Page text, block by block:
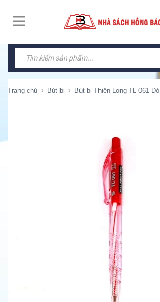
Trang chủ Bút bi Bút bi Thiên Long TL-061 Đỏ